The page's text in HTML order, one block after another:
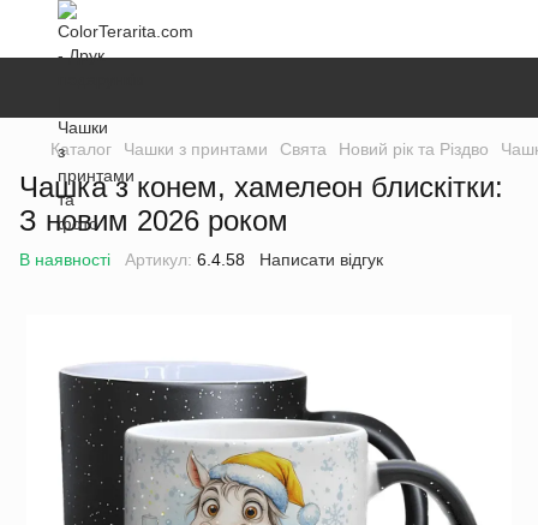
Каталог Чашки з принтами Свята Новий рік та Різдво
Чашка з конем, хамелеон блискітки:
З новим 2026 роком
В наявності Артикул: 6.4.58 Написати відгук